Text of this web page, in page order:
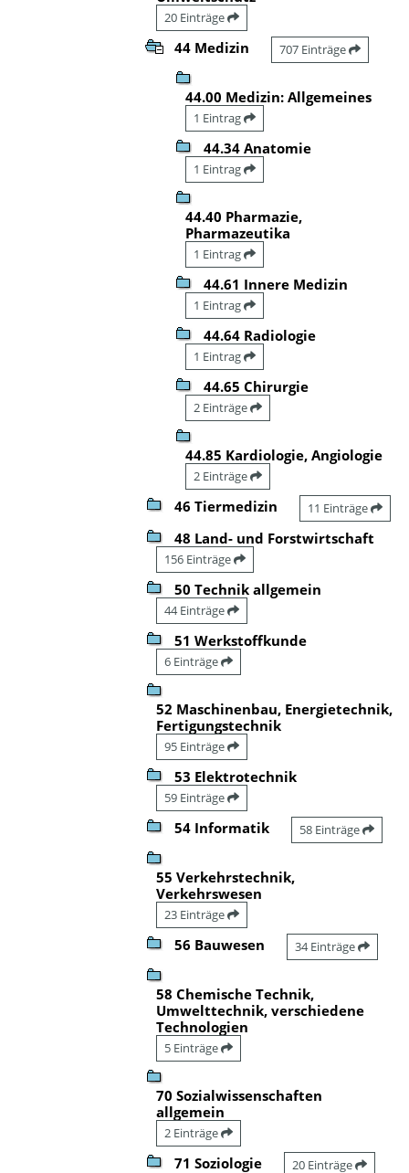
20 Einträge
44 Medizin 707 Einträge
44.00 Medizin: Allgemeines
1 Eintrag
44.34 Anatomie
1 Eintrag
44.40 Pharmazie,
Pharmazeutika
1 Eintrag
44.61 Innere Medizin
1 Eintrag
44.64 Radiologie
1 Eintrag
44.65 Chirurgie
2 Einträge
44.85 Kardiologie, Angiologie
2 Einträge
46 Tiermedizin 11 Einträge
48 Land- und Forstwirtschaft
156 Einträge
50 Technik allgemein
44 Einträge
51 Werkstoffkunde
6 Einträge
52 Maschinenbau, Energietechnik,
Fertigungstechnik
95 Einträge
53 Elektrotechnik
59 Einträge
54 Informatik 58 Einträge
55 Verkehrstechnik,
Verkehrswesen
23 Einträge
56 Bauwesen 34 Einträge
58 Chemische Technik,
Umwelttechnik, verschiedene
Technologien
5 Einträge
70 Sozialwissenschaften
allgemein
2 Einträge
71 Soziologie 20 Einträge